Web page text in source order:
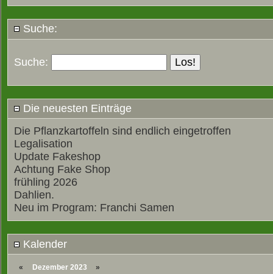
Suche:
Suche:
Die neuesten Einträge
Die Pflanzkartoffeln sind endlich eingetroffen
Legalisation
Update Fakeshop
Achtung Fake Shop
frühling 2026
Dahlien.
Neu im Program: Franchi Samen
Kalender
« Dezember 2023
»